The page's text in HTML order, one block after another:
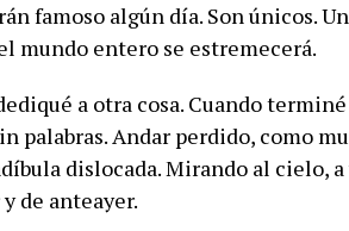
famoso algún día. Son únicos.
mundo entero se estremecerá.
a otra cosa. Cuando
palabras. Andar perdido, como
dislocada. Mirando al cielo,
de anteayer.